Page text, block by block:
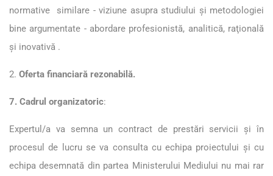
normative similare - viziune asupra studiului şi metodologiei
bine argumentate - abordare profesionistă, analitică, raţională
şi inovativă .
2. Oferta financiară rezonabilă.
7. Cadrul organizatoric:
Expertul/a va semna un contract de prestări servicii şi în
procesul de lucru se va consulta cu echipa proiectului și cu
echipa desemnată din partea Ministerului Mediului nu mai rar